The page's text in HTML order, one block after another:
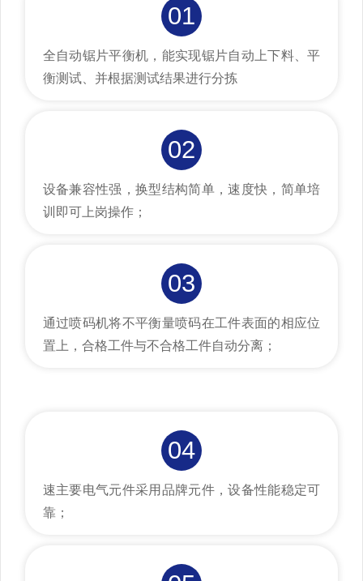
01
全自动锯片平衡机，能实现锯片自动上下料、平
衡测试、并根据测试结果进行分拣
02
设备兼容性强，换型结构简单，速度快，简单培
训即可上岗操作；
03
通过喷码机将不平衡量喷码在工件表面的相应位
置上，合格工件与不合格工件自动分离；
04
速主要电气元件采用品牌元件，设备性能稳定可
靠；